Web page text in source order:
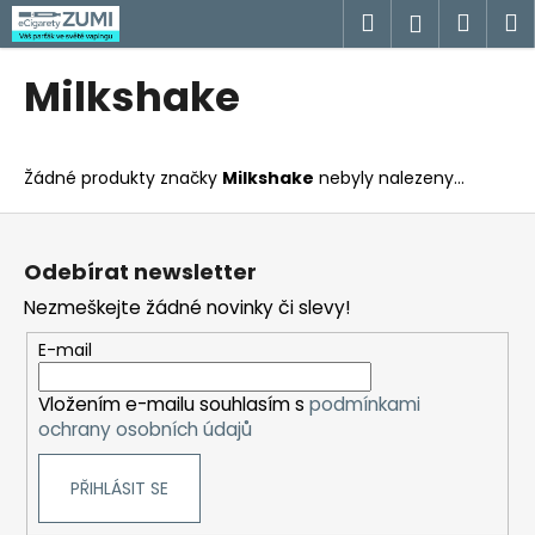
Přejít
na
obsah
Hledat
Milkshake
Žádné produkty značky Milkshake nebyly nalezeny...
K
o
o
p
o
t
ř
e
b
e
Z
Odebírat newsletter
Nezmeškejte žádné novinky či slevy!
E-mail
Vložením e-mailu souhlasím s podmínkami
ochrany osobních údajů
PŘIHLÁSIT SE